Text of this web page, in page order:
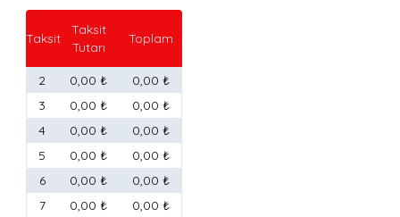
Taksit
Taksit
Tutarı
Toplam
2 0,00 ₺
0,00 ₺
3
0,00 ₺
0,00 ₺
4
0,00 ₺
0,00 ₺
5
0,00 ₺
0,00 ₺
6
0,00 ₺
0,00 ₺
7
0,00 ₺
0,00 ₺